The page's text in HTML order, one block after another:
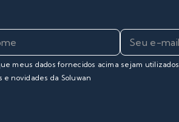
meus dados fornecidos acima sejam
e novidades da Soluwan